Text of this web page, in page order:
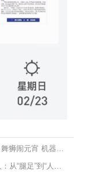
上一篇：央媒报道：[朝闻天下]山东济南 舞狮闹元宵 机器人表演欢乐多
下一篇：【山东新闻联播】优宝特机器人：从“腿足”到“人形”的硬核突破